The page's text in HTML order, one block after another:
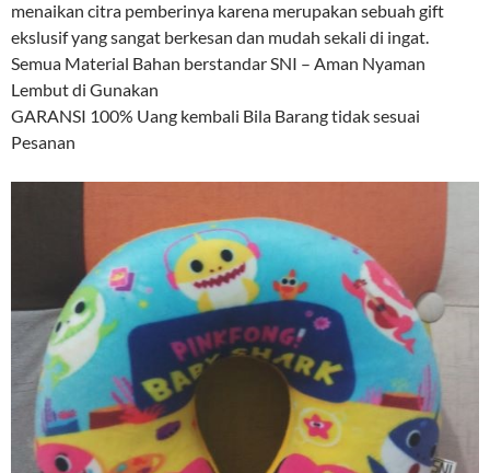
menaikan citra pemberinya karena merupakan sebuah gift
ekslusif yang sangat berkesan dan mudah sekali di ingat.
Semua Material Bahan berstandar SNI – Aman Nyaman
Lembut di Gunakan
GARANSI 100% Uang kembali Bila Barang tidak sesuai
Pesanan